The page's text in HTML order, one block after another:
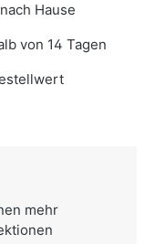
Hause
von 14 Tagen
mehr